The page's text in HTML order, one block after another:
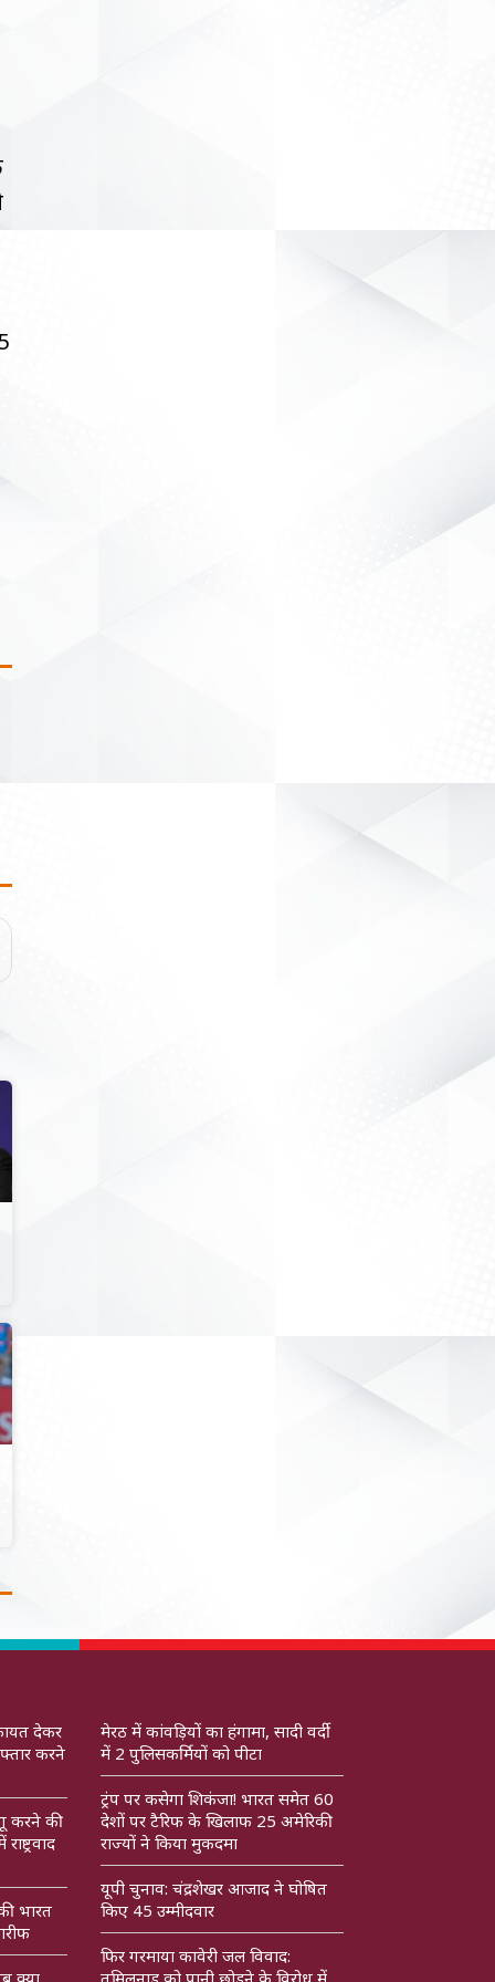
देकर
करने
करने की
भारत
मेरठ में कांवड़ियों का हंगामा, सादी वर्दी
में 2 पुलिसकर्मियों को पीटा
ट्रंप पर कसेगा शिकंजा! भारत समेत 60
देशों पर टैरिफ के खिलाफ 25 अमेरिकी
राज्यों ने किया मुकदमा
यूपी चुनाव: चंद्रशेखर आजाद ने घोषित
किए 45 उम्मीदवार
फिर गरमाया कावेरी जल विवाद: